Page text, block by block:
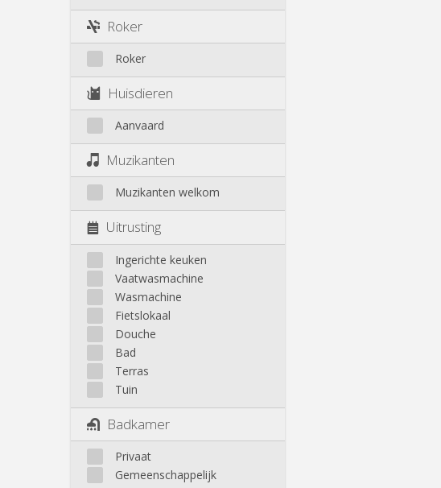
Roker
Roker
Huisdieren
Aanvaard
Muzikanten
Muzikanten welkom
Uitrusting
Ingerichte keuken
Vaatwasmachine
Wasmachine
Fietslokaal
Douche
Bad
Terras
Tuin
Badkamer
Privaat
Gemeenschappelijk